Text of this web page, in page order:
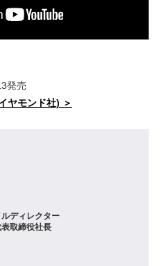
発売
ヤモンド社) ＞
ディレクター
表取締役社長